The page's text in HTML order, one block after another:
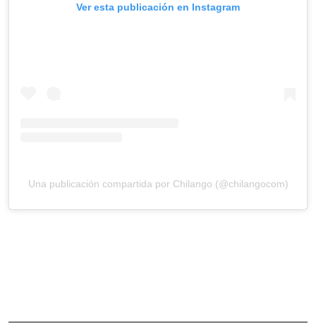
Ver esta publicación en Instagram
Una publicación compartida por Chilango (@chilangocom)